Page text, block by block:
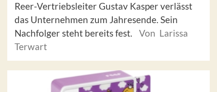
Reer-Vertriebsleiter Gustav Kasper verlässt
das Unternehmen zum Jahresende. Sein
Nachfolger steht bereits fest.
Von Larissa
Terwart